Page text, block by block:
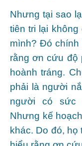
Nhưng tại sao
tiên tri lại
mình? Đó
rằng ơn cứu độ
hoành tráng.
phải là người
người có sức
Nhưng kế
khác. Do đó,